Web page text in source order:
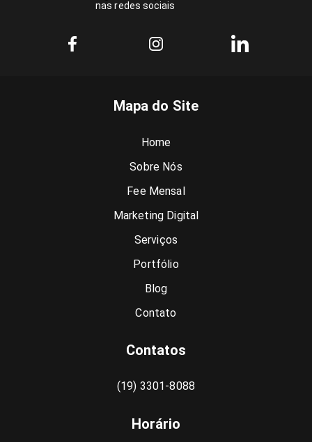
nas redes sociais
Mapa do Site
Home
Sobre Nós
Fee Mensal
Marketing Digital
Serviços
Portfólio
Blog
Contato
Contatos
(19) 3301-8088
Horário